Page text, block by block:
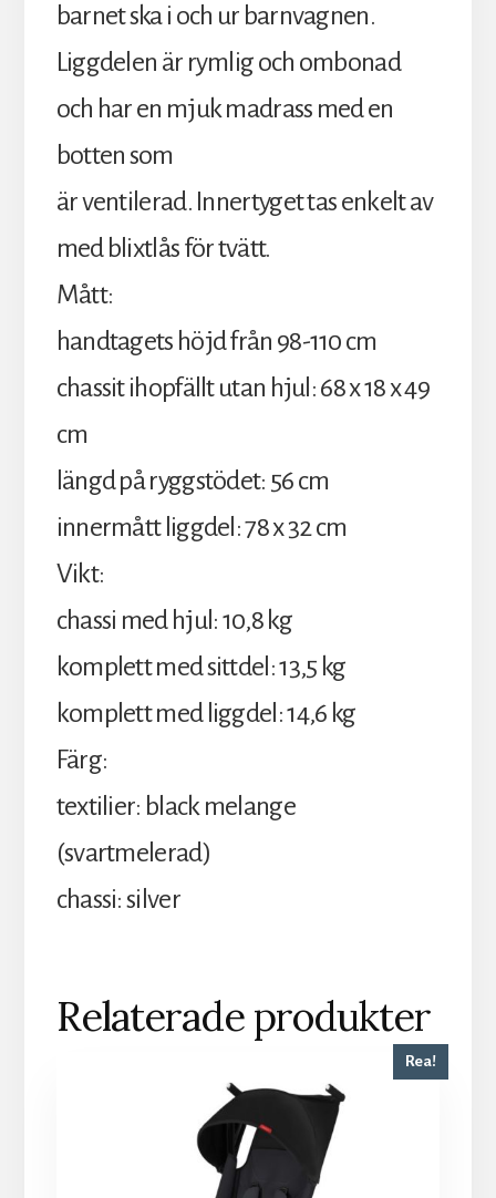
barnet ska i och ur barnvagnen.
Liggdelen är rymlig och ombonad
och har en mjuk madrass med en
botten som
är ventilerad. Innertyget tas enkelt av
med blixtlås för tvätt.
Mått:
handtagets höjd från 98-110 cm
chassit ihopfällt utan hjul: 68 x 18 x 49
cm
längd på ryggstödet: 56 cm
innermått liggdel: 78 x 32 cm
Vikt:
chassi med hjul: 10,8 kg
komplett med sittdel: 13,5 kg
komplett med liggdel: 14,6 kg
Färg:
textilier: black melange
(svartmelerad)
chassi: silver
Relaterade produkter
Rea!